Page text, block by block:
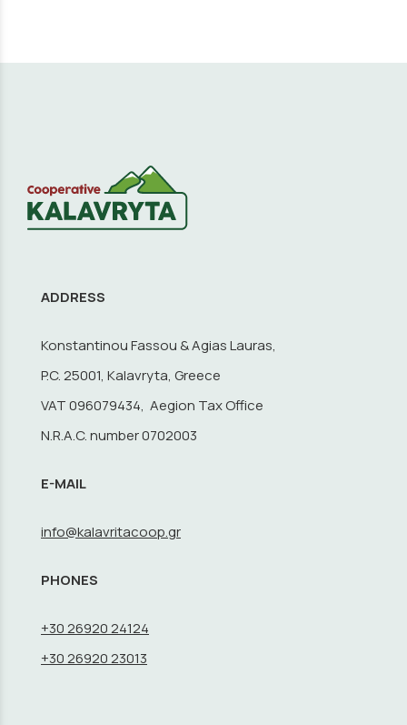
ADDRESS
Konstantinou Fassou & Agias Lauras,
P.C. 25001, Kalavryta, Greece
VAT 096079434, Aegion Tax Office
N.R.A.C. number 0702003
E-MAIL
info@kalavritacoop.gr
PHONES
+30 26920 24124
+30 26920 23013